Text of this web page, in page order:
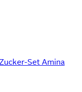
Set Amina